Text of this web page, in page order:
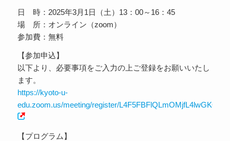
日 時：2025年3月1日（土）13：00～16：45
場 所：オンライン（zoom）
参加費：無料
【参加申込】
以下より、必要事項をご入力の上ご登録をお願いいたし
ます。
https://kyoto-u-
edu.zoom.us/meeting/register/L4F5FBFlQLmOMjfL4lwGKQ#/
【プログラム】